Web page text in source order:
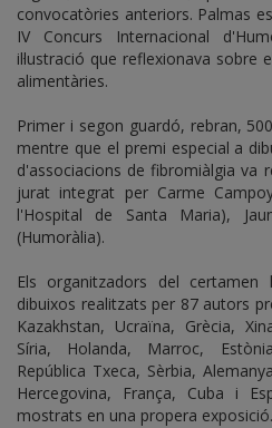
convocatòries anteriors. Palmas
IV Concurs Internacional
il·lustració que reflexionava sobre
alimentàries.
Primer i segon guardó, rebran,
mentre que el premi especial a
d'associacions de fibromiàlgia va
jurat integrat per Carme
l'Hospital de Santa Maria),
(Humoràlia).
Els organitzadors del
dibuixos realitzats per 87 autors
Kazakhstan, Ucraïna, Grècia,
Síria, Holanda, Marroc,
República Txeca, Sèrbia,
Hercegovina, França, Cuba i
mostrats en una propera exposició.